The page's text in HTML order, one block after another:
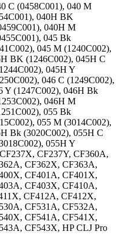
C (0458C001), 040 M
040H BK
040H M
045 Bk
045 M (1240C002),
BK (1246C002), 045H C
045H Y
046 C (1249C002),
Y (1247C002), 046H Bk
046H M
055 Bk
055 M (3014C002),
Bk (3020C002), 055H C
055H Y
CF237Y, CF360A,
CF362X, CF363A,
CF401A, CF401X,
CF403X, CF410A,
CF412A, CF412X,
CF531A, CF532A,
CF541A, CF541X,
CF543X, HP CLJ Pro